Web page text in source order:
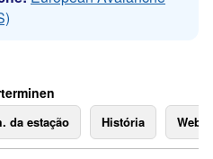
da estação História